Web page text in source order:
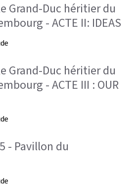
Grand-Duc héritier du
- ACTE II: IDEAS
Grand-Duc héritier du
- ACTE III : OUR
- Pavillon du